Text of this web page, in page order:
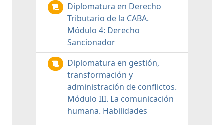
Diplomatura en Derecho
Tributario de la CABA.
Módulo 4: Derecho
Sancionador
Diplomatura en gestión,
transformación y
administración de conflictos.
Módulo III. La comunicación
humana. Habilidades